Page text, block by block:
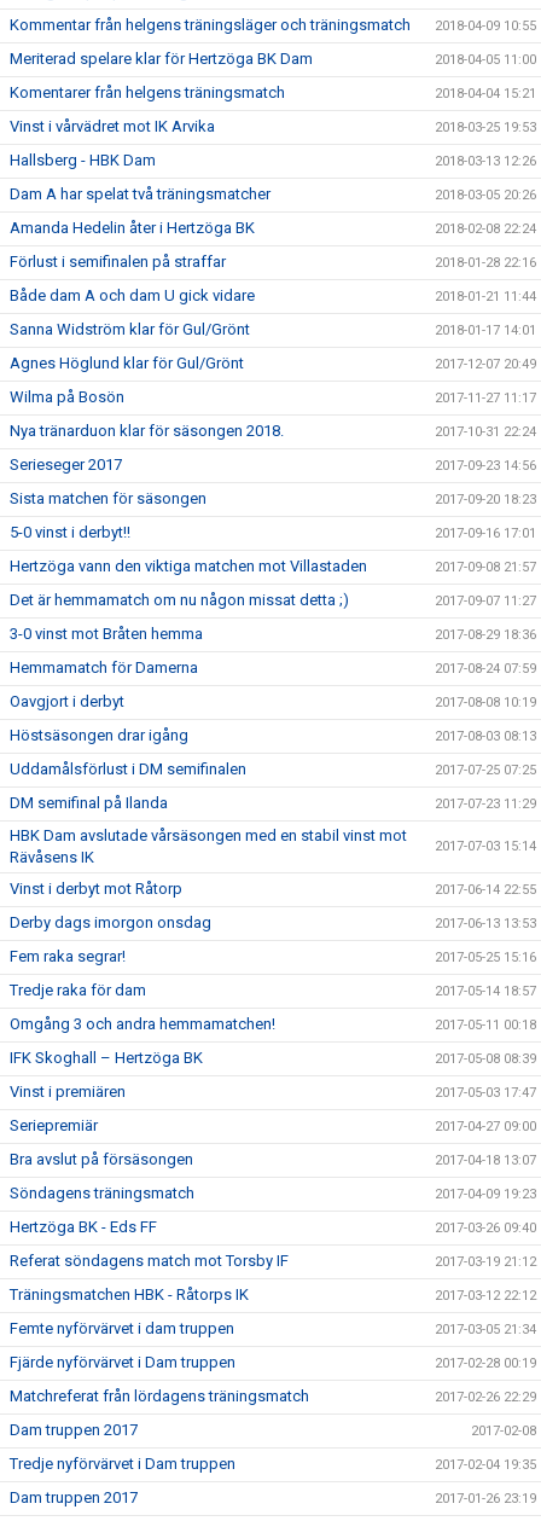
Kommentar från helgens träningsläger och träningsmatch 2018-04-09 10:55
Meriterad spelare klar för Hertzöga BK Dam 2018-04-05 11:00
Komentarer från helgens träningsmatch 2018-04-04 15:21
Vinst i vårvädret mot IK Arvika 2018-03-25 19:53
Hallsberg - HBK Dam 2018-03-13 12:26
Dam A har spelat två träningsmatcher 2018-03-05 20:26
Amanda Hedelin åter i Hertzöga BK 2018-02-08 22:24
Förlust i semifinalen på straffar 2018-01-28 22:16
Både dam A och dam U gick vidare 2018-01-21 11:44
Sanna Widström klar för Gul/Grönt 2018-01-17 14:01
Agnes Höglund klar för Gul/Grönt 2017-12-07 20:49
Wilma på Bosön 2017-11-27 11:17
Nya tränarduon klar för säsongen 2018. 2017-10-31 22:24
Serieseger 2017 2017-09-23 14:56
Sista matchen för säsongen 2017-09-20 18:23
5-0 vinst i derbyt!! 2017-09-16 17:01
Hertzöga vann den viktiga matchen mot Villastaden 2017-09-08 21:57
Det är hemmamatch om nu någon missat detta ;) 2017-09-07 11:27
3-0 vinst mot Bråten hemma 2017-08-29 18:36
Hemmamatch för Damerna 2017-08-24 07:59
Oavgjort i derbyt 2017-08-08 10:19
Höstsäsongen drar igång 2017-08-03 08:13
Uddamålsförlust i DM semifinalen 2017-07-25 07:25
DM semifinal på Ilanda 2017-07-23 11:29
HBK Dam avslutade vårsäsongen med en stabil vinst mot
Rävåsens IK
2017-07-03 15:14
Vinst i derbyt mot Råtorp 2017-06-14 22:55
Derby dags imorgon onsdag 2017-06-13 13:53
Fem raka segrar! 2017-05-25 15:16
Tredje raka för dam 2017-05-14 18:57
Omgång 3 och andra hemmamatchen! 2017-05-11 00:18
IFK Skoghall – Hertzöga BK 2017-05-08 08:39
Vinst i premiären 2017-05-03 17:47
Seriepremiär 2017-04-27 09:00
Bra avslut på försäsongen 2017-04-18 13:07
Söndagens träningsmatch 2017-04-09 19:23
Hertzöga BK - Eds FF 2017-03-26 09:40
Referat söndagens match mot Torsby IF 2017-03-19 21:12
Träningsmatchen HBK - Råtorps IK 2017-03-12 22:12
Femte nyförvärvet i dam truppen 2017-03-05 21:34
Fjärde nyförvärvet i Dam truppen 2017-02-28 00:19
Matchreferat från lördagens träningsmatch 2017-02-26 22:29
Dam truppen 2017 2017-02-08
Tredje nyförvärvet i Dam truppen 2017-02-04 19:35
Dam truppen 2017 2017-01-26 23:19